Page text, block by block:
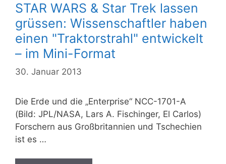
STAR WARS & Star Trek lassen
grüssen: Wissenschaftler haben
einen "Traktorstrahl" entwickelt
– im Mini-Format
30. Januar 2013
Die Erde und die „Enterprise“ NCC-1701-A
(Bild: JPL/NASA, Lars A. Fischinger, El Carlos)
Forschern aus Großbritannien und Tschechien
ist es …